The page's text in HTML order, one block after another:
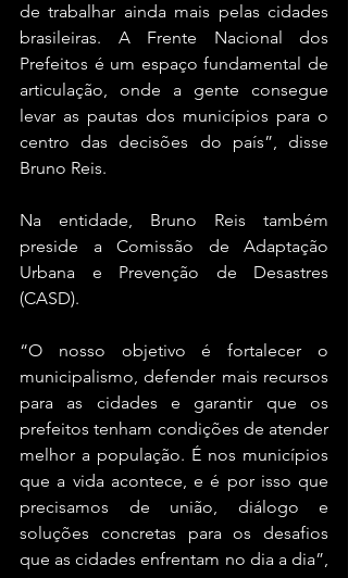
de trabalhar ainda mais pelas cidades
brasileiras. A Frente Nacional dos
Prefeitos é um espaço fundamental de
articulação, onde a gente consegue
levar as pautas dos municípios para o
centro das decisões do país”, disse
Bruno Reis.
Na entidade, Bruno Reis também
preside a Comissão de Adaptação
Urbana e Prevenção de Desastres
(CASD).
“O nosso objetivo é fortalecer o
municipalismo, defender mais recursos
para as cidades e garantir que os
prefeitos tenham condições de atender
melhor a população. É nos municípios
que a vida acontece, e é por isso que
precisamos de união, diálogo e
soluções concretas para os desafios
que as cidades enfrentam no dia a dia”,